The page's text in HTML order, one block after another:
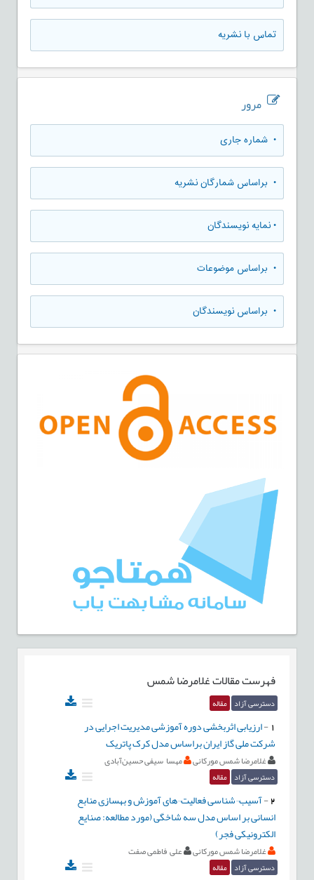
تماس با نشریه
مرور
• شماره جاری
• براساس شمارگان نشریه
•نمایه نویسندگان
• براساس موضوعات
• براساس نویسندگان
فهرست مقالاتغلامرضا شمس
دسترسی آزاد مقاله
-ارزیابی اثربخشی دوره آموزشی مدیریت اجرایی در
شرکت ملی گاز ایران براساس مدل کرک پاتریک
غلامرضا شمس مورکانی مهسا سیفی حسین‌آبادی
دسترسی آزاد مقاله
2
-آسیب¬شناسی فعالیت¬های آموزش و بهسازی منابع
انسانی بر اساس مدل سه شاخگی (مورد مطالعه: صنایع
الکترونیکی فجر)
غلامرضا شمس مورکانی علی فاطمی صفت
دسترسی آزاد مقاله